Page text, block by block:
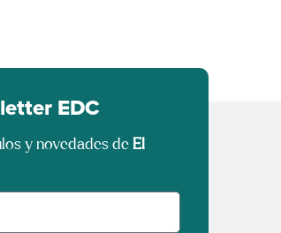
EDC
y novedades de El